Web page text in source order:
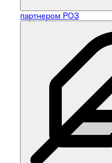
партнером РОЗ